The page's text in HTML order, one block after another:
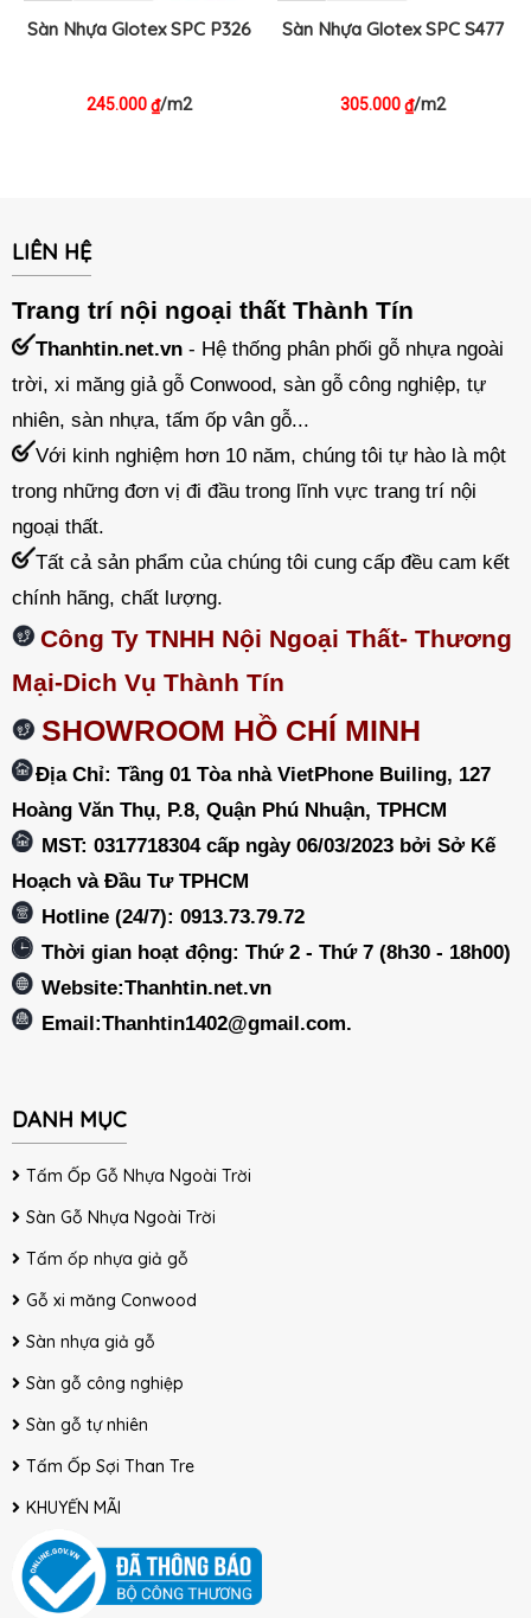
Sàn Nhựa Glotex SPC P326
245.000₫/m2
Sàn Nhựa Glotex SPC S477
305.000₫/m2
LIÊN HỆ
Trang trí nội ngoại thất Thành Tín
Thanhtin.net.vn - Hệ thống phân phối gỗ nhựa ngoài
trời, xi măng giả gỗ Conwood, sàn gỗ công nghiệp, tự
nhiên, sàn nhựa, tấm ốp vân gỗ...
Với kinh nghiệm hơn 10 năm, chúng tôi tự hào là một
trong những đơn vị đi đầu trong lĩnh vực trang trí nội
ngoại thất.
Tất cả sản phẩm của chúng tôi cung cấp đều cam kết
chính hãng, chất lượng.
Công Ty TNHH Nội Ngoại Thất- Thương
Mại-Dich Vụ Thành Tín
SHOWROOM HỒ CHÍ MINH
Địa Chỉ: Tầng 01 Tòa nhà VietPhone Builing, 127
Hoàng Văn Thụ, P.8, Quận Phú Nhuận, TPHCM
MST: 0317718304 cấp ngày 06/03/2023 bởi Sở Kế
Hoạch và Đầu Tư TPHCM
Hotline (24/7): 0913.73.79.72
Thời gian hoạt động: Thứ 2 - Thứ 7 (8h30 - 18h00)
Website:Thanhtin.net.vn
Email:Thanhtin1402@gmail.com.
DANH MỤC
Tấm Ốp Gỗ Nhựa Ngoài Trời
Sàn Gỗ Nhựa Ngoài Trời
Tấm ốp nhựa giả gỗ
Gỗ xi măng Conwood
Sàn nhựa giả gỗ
Sàn gỗ công nghiệp
Sàn gỗ tự nhiên
Tấm Ốp Sợi Than Tre
KHUYẾN MÃI